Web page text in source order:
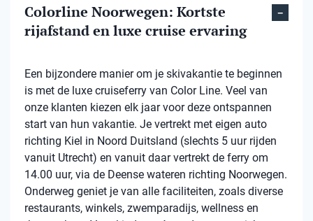
Colorline Noorwegen: Kortste
rijafstand en luxe cruise ervaring
Een bijzondere manier om je skivakantie te beginnen
is met de luxe cruiseferry van Color Line. Veel van
onze klanten kiezen elk jaar voor deze ontspannen
start van hun vakantie. Je vertrekt met eigen auto
richting Kiel in Noord Duitsland (slechts 5 uur rijden
vanuit Utrecht) en vanuit daar vertrekt de ferry om
14.00 uur, via de Deense wateren richting Noorwegen.
Onderweg geniet je van alle faciliteiten, zoals diverse
restaurants, winkels, zwemparadijs, wellness en